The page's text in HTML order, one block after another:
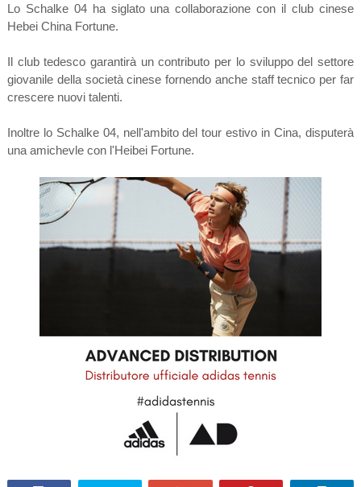
Lo Schalke 04 ha siglato una collaborazione con il club cinese
Hebei China Fortune.
Il club tedesco garantirà un contributo per lo sviluppo del settore
giovanile della società cinese fornendo anche staff tecnico per far
crescere nuovi talenti.
Inoltre lo Schalke 04, nell'ambito del tour estivo in Cina, disputerà
una amichevle con l'Heibei Fortune.